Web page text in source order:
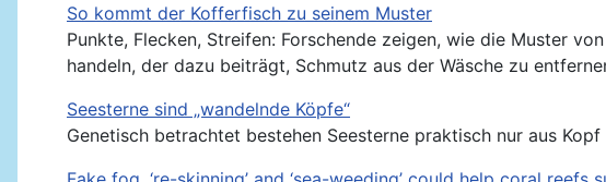
So kommt der Kofferfisch zu seinem Muster
Punkte, Flecken, Streifen: Forschende zeigen, wie die Muster
handeln, der dazu beiträgt, Schmutz aus der Wäsche zu
Seesterne sind „wandelnde Köpfe“
Genetisch betrachtet bestehen Seesterne praktisch nur aus Kopf